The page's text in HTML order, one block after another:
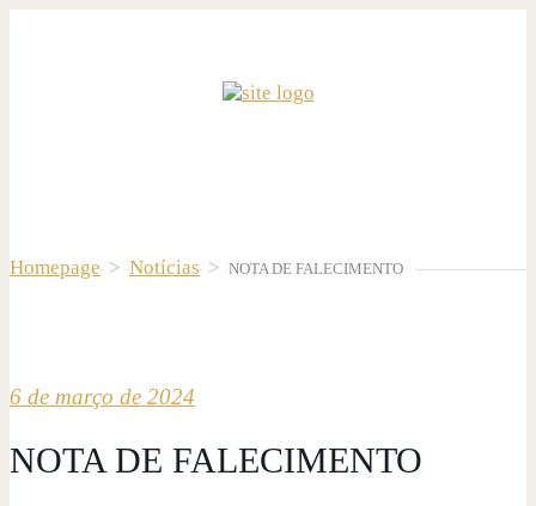
Homepage > Notícias > NOTA DE FALECIMENTO
6 de março de 2024
NOTA DE FALECIMENTO